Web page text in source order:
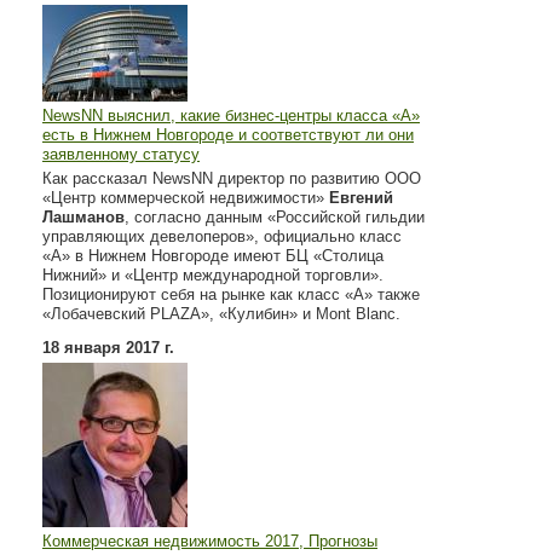
NewsNN выяснил, какие бизнес-центры класса «А»
есть в Нижнем Новгороде и соответствуют ли они
заявленному статусу
Как рассказал NewsNN директор по развитию ООО
«Центр коммерческой недвижимости» Евгений
Лашманов, согласно данным «Российской гильдии
управляющих девелоперов», официально класс
«А» в Нижнем Новгороде имеют БЦ «Столица
Нижний» и «Центр международной торговли».
Позиционируют себя на рынке как класс «А» также
«Лобачевский PLAZA», «Кулибин» и Mont Blanc.
18 января 2017 г.
Коммерческая недвижимость 2017, Прогнозы